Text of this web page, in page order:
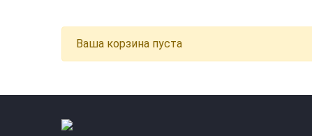
Ваша корзина пуста